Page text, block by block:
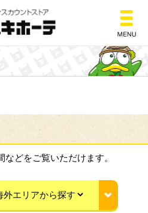
総合ディスカウント
どをご覧いただけます。